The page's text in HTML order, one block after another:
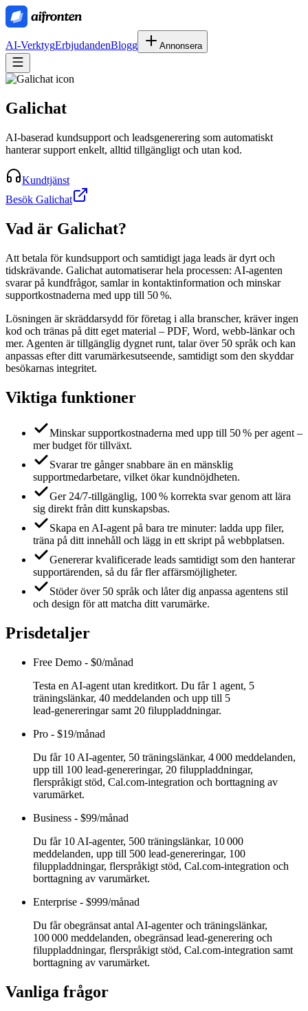
AI-VerktygErbjudandenBlogg Annonsera
Galichat
AI-baserad kundsupport och leadsgenerering som automatiskt
hanterar support enkelt, alltid tillgängligt och utan kod.
Kundtjänst
Besök Galichat
Vad är Galichat?
Att betala för kundsupport och samtidigt jaga leads är dyrt och
tidskrävande. Galichat automatiserar hela processen: AI‑agenten
svarar på kundfrågor, samlar in kontaktinformation och minskar
supportkostnaderna med upp till 50 %.
Lösningen är skräddarsydd för företag i alla branscher, kräver ingen
kod och tränas på ditt eget material – PDF, Word, webb‑länkar och
mer. Agenten är tillgänglig dygnet runt, talar över 50 språk och kan
anpassas efter ditt varumärkesutseende, samtidigt som den skyddar
besökarnas integritet.
Viktiga funktioner
Minskar supportkostnaderna med upp till 50 % per agent –
mer budget för tillväxt.
Svarar tre gånger snabbare än en mänsklig
supportmedarbetare, vilket ökar kundnöjdheten.
Ger 24/7‑tillgänglig, 100 % korrekta svar genom att lära
sig direkt från ditt kunskapsbas.
Skapa en AI‑agent på bara tre minuter: ladda upp filer,
träna på ditt innehåll och lägg in ett skript på webbplatsen.
Genererar kvalificerade leads samtidigt som den hanterar
supportärenden, så du får fler affärsmöjligheter.
Stöder över 50 språk och låter dig anpassa agentens stil
och design för att matcha ditt varumärke.
Prisdetaljer
Free Demo - $0/månad
Testa en AI‑agent utan kreditkort. Du får 1 agent, 5
träningslänkar, 40 meddelanden och upp till 5
lead‑genereringar samt 20 filuppladdningar.
Pro - $19/månad
Du får 10 AI‑agenter, 50 träningslänkar, 4 000 meddelanden,
upp till 100 lead‑genereringar, 20 filuppladdningar,
flerspråkigt stöd, Cal.com‑integration och borttagning av
varumärket.
Business - $99/månad
Du får 10 AI‑agenter, 500 träningslänkar, 10 000
meddelanden, upp till 500 lead‑genereringar, 100
filuppladdningar, flerspråkigt stöd, Cal.com‑integration och
borttagning av varumärket.
Enterprise - $999/månad
Du får obegränsat antal AI‑agenter och träningslänkar,
100 000 meddelanden, obegränsad lead‑generering och
filuppladdningar, flerspråkigt stöd, Cal.com‑integration samt
borttagning av varumärket.
Vanliga frågor